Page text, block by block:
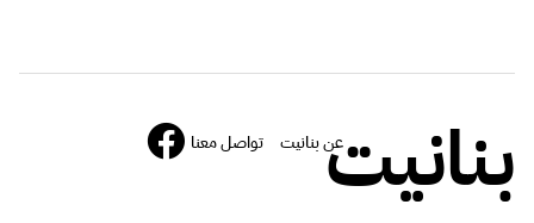
بنانيتعن بنانيت تواصل معنا